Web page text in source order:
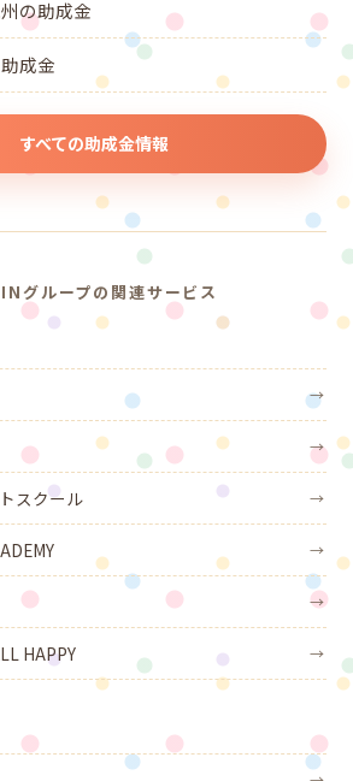
の助成金
成金
すべての助成金情報
グループの関連サービス
→
→
スクール →
→
→
HAPPY →